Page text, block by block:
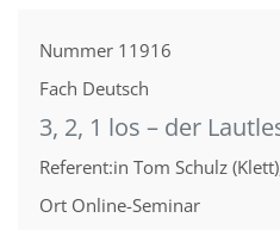
Nummer 11916
Fach Deutsch
3, 2, 1 los – der
Referent:in Tom Schulz
Ort Online-Seminar